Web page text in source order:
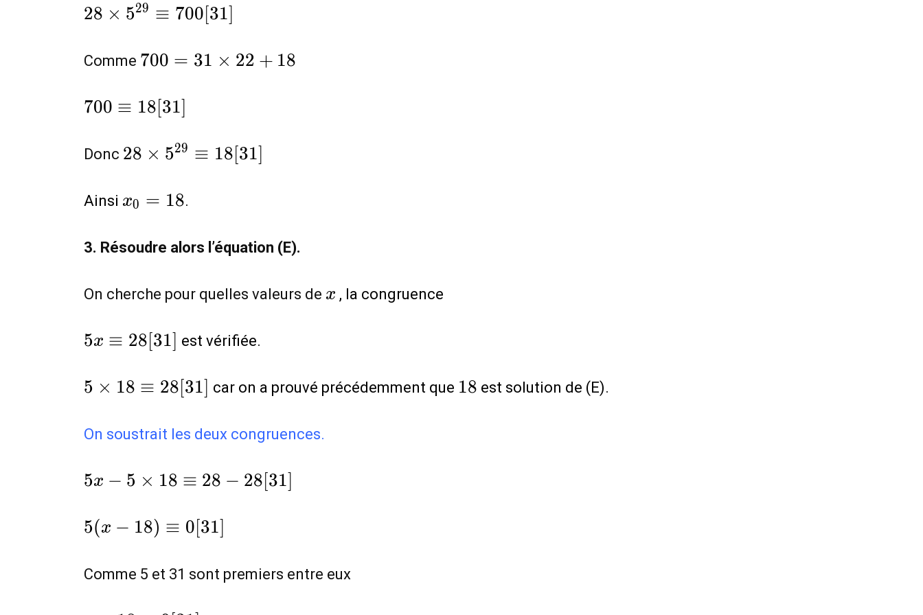
[31]
\equiv
28\times
28\times
\equiv
700[31]
28 × 529 ≡ 700[31]
Comme 700=31\times
700 = 31 × 22 + 18
700
18[31]
700 ≡ 18[31]
Donc 28\times
\equiv
18[31]
28 × 529 ≡ 18[31]
Ainsi x_0=18
x0 = 18.
3. Résoudre alors l’équation (E).
On cherche pour quelles valeurs de x
x , la congruence
5x\equiv
5x ≡ 28[31] est vérifiée.
5\times
28[31]
5 × 18 ≡ 28[31] car on a prouvé précédemment que 18
18 est solution de (E).
On soustrait les deux congruences.
5x-
18\equiv
28-
5x − 5 × 18 ≡ 28 − 28[31]
5(x-
18)\equiv
0[31]
5(x − 18) ≡ 0[31]
Comme 5 et 31 sont premiers entre eux